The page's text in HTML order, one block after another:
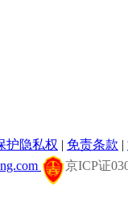
护隐私权 | 免责条款 |
京ICP证